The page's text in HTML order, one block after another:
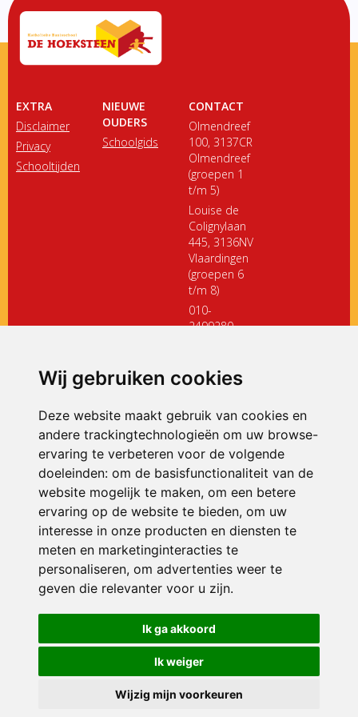
Wij gebruiken cookies
Deze website maakt gebruik van cookies en
andere trackingtechnologieën om uw browse-
ervaring te verbeteren voor de volgende
doeleinden: om de basisfunctionaliteit van de
website mogelijk te maken, om een betere
ervaring op de website te bieden, om uw
interesse in onze producten en diensten te
meten en marketinginteracties te
personaliseren, om advertenties weer te
geven die relevanter voor u zijn.
Ik ga akkoord
Ik weiger
Wijzig mijn voorkeuren
Onderwijsinspectie
Privacy
EXTRA
Disclaimer
Privacy
Schooltijden
NIEUWE
OUDERS
Schoolgids
CONTACT
Olmendreef
100, 3137CR
Olmendreef
(groepen 1
t/m 5)
Louise de
Colignylaan
445, 3136NV
Vlaardingen
(groepen 6
t/m 8)
010-
2499280
ONDERDEEL VAN
© 2026 De Hoeksteen | Alle rechten voorbehouden
Privacy policy|Disclaimer| Klachtenregeling|RSIN en Anbi
voorkeuren
Crealisatie The MindOffice